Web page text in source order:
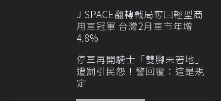
J SPACE翻轉戰局奪回輕型商
用車冠軍 台灣2月車市年增
4.8%
停車再開騎士「雙腳未著地」
遭罰引民怨！警回覆：這是規
定